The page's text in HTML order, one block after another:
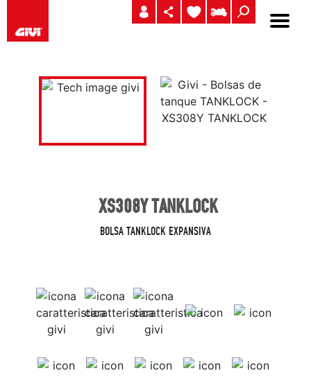
XS308Y TANKLOCK
BOLSA TANKLOCK EXPANSIVA